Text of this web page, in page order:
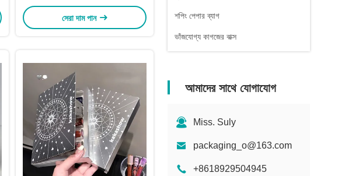
শপিং পেপার ব্যাগ
ভাঁজযোগ্য কাগজের বাক্স
আমাদের সাথে যোগাযোগ
Miss. Suly
packaging_o@163.com
+8618929504945
প্যাকেজিং
সেরা দাম পান